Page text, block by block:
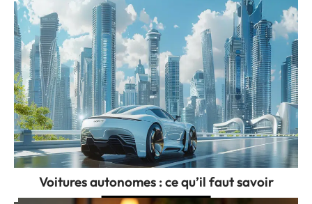
Voitures autonomes : ce qu’il faut savoir